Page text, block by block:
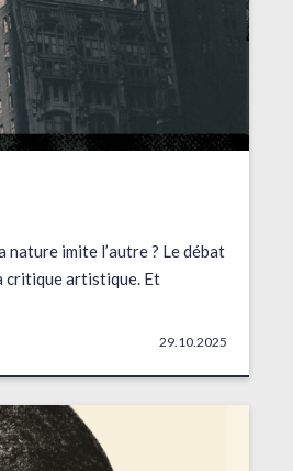
nature imite l’autre ? Le débat
critique artistique. Et
29.10.2025